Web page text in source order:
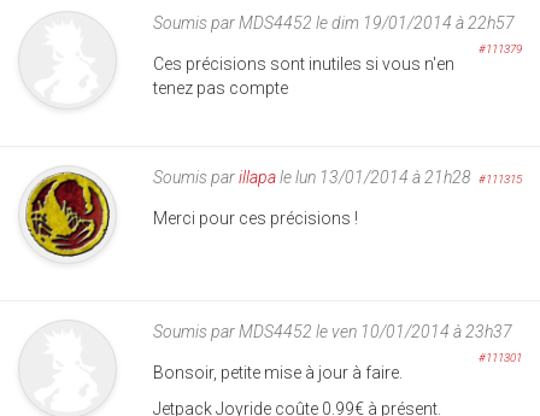
Soumis parMDS4452 le dim 19/01/2014 à 22h57
#111379
Ces précisions sont inutiles si vous n'en
tenez pas compte
Soumis parillapale lun 13/01/2014 à 21h28 #111315
Merci pour ces précisions !
Soumis parMDS4452 le ven 10/01/2014 à 23h37
#111301
Bonsoir, petite mise à jour à faire.
Jetpack Joyride coûte 0.99€ à présent.